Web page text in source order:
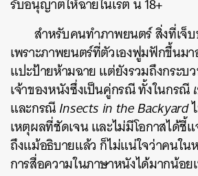
สำหรับคนทำภาพยนตร์ สิ่งที่เจ็บ
เพราะภาพยนตร์ที่ตัวเองฟูมฟักขึ้นม
แปะป้ายห้ามฉาย แต่ยังรวมถึงกระบ
เจ้าของหนังซึ่งเป็นคู่กรณี ทั้งในกรณี
และกรณีInsects in the Backyard
เหตุผลที่ชัดเจน และไม่มีโอกาสได้ชี้
ถึงแม้อธิบายแล้ว ก็ไม่แน่ใจว่าคนใน
การสื่อความในภาษาหนังได้มากน้อย